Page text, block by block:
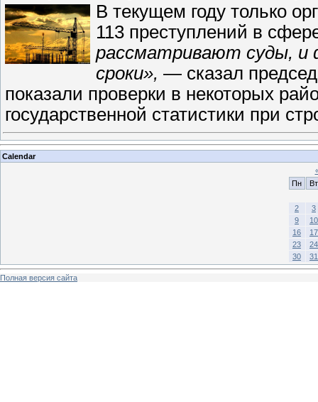
В текущем году только
113 преступлений в
рассматривают суды, и
сроки», — сказал
показали проверки в некоторых
государственной статистики при
Calendar
Пн
Вт
2
3
9
10
16
17
23
24
30
31
Полная версия сайта